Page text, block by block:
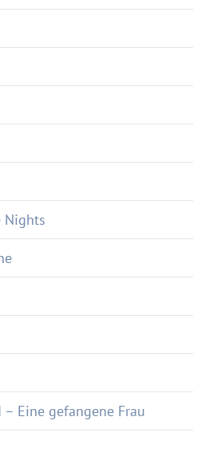
Nights
– Eine gefangene Frau